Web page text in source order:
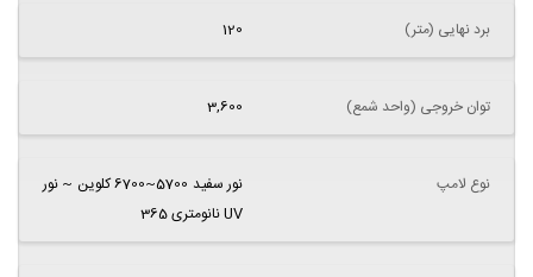
برد نهایی (متر) 120
توان خروجی (واحد شمع) 3,600
نوع لامپ
نور سفید 5700~6700 کلوین ~ نور
UV نانومتری 365